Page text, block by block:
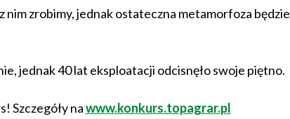
nim zrobimy, jednak ostateczna metamorfoza będzie
jednak 40 lat eksploatacji odcisnęło swoje piętno.
Szczegóły nawww.konkurs.topagrar.pl